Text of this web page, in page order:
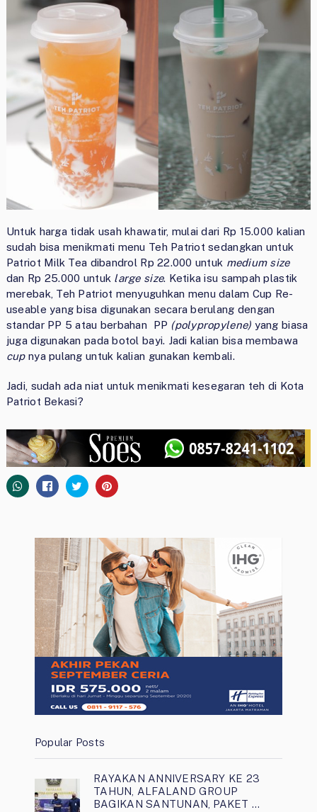
Untuk harga tidak usah khawatir, mulai dari Rp 15.000 kalian
sudah bisa menikmati menu Teh Patriot sedangkan untuk
Patriot Milk Tea dibandrol Rp 22.000 untuk medium size
dan Rp 25.000 untuk large size. Ketika isu sampah plastik
merebak, Teh Patriot menyuguhkan menu dalam Cup Re-
useable yang bisa digunakan secara berulang dengan
standar PP 5 atau berbahan PP (polypropylene) yang biasa
juga digunakan pada botol bayi. Jadi kalian bisa membawa
cupnya pulang untuk kalian gunakan kembali.
Jadi, sudah ada niat untuk menikmati kesegaran teh di Kota
Patriot Bekasi?
Popular Posts
RAYAKAN ANNIVERSARY KE 23
TAHUN, ALFALAND GROUP
BAGIKAN SANTUNAN, PAKET …